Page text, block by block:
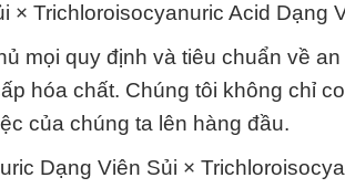
× Trichloroisocyanuric Acid Dạng
mọi quy định và tiêu chuẩn về
hóa chất. Chúng tôi không chỉ
của chúng ta lên hàng đầu.
Dạng Viên Sủi ×